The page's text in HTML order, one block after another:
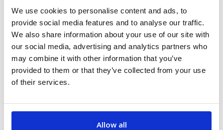
We use cookies to personalise content and ads, to
provide social media features and to analyse our traffic.
We also share information about your use of our site with
our social media, advertising and analytics partners who
may combine it with other information that you’ve
provided to them or that they’ve collected from your use
of their services.
Allow all